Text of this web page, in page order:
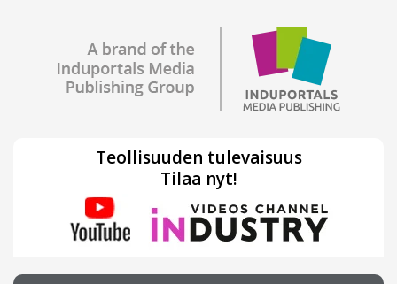
Teollisuuden tulevaisuus
Tilaa nyt!